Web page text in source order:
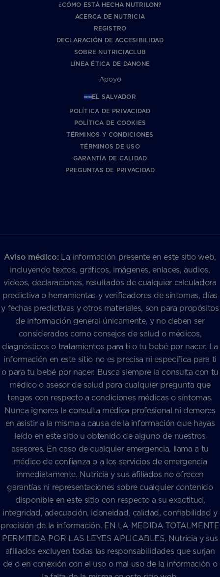
¿CÓMO ESTÁ HECHA NUTRILON?
ACERCA DE NUTRICIA
REGISTRO
DECLARACIÓN DE ACCESIBILIDAD
SOBRE NUTRICIACLUB
LÍNEA ÉTICA DE DANONE
Apoyo
EL SALVADOR
POLÍTICA DE PRIVACIDAD
POLÍTICA DE COOKIES
TÉRMINOS Y CONDICIONES
TÉRMINOS DE USO
GARANTÍA DE CALIDAD
PREGUNTAS DE PRIVACIDAD
Aviso médico:La información presente en este sitio web,
incluyendo textos, gráficos, imágenes, enlaces, audios,
videos, declaraciones, resultados de cualquier calculadora
predictiva o herramientas y verificadores de síntomas, días
y fechas predictivas y otros materiales, son para propósitos
de información general únicamente, y no deben ser
considerados como consejos de salud o médicos,
diagnósticos o tratamientos para ti o tu bebé por nacer. La
información en este sitio no es precisa ni específica para ti
o para tu bebé por nacer. Busca siempre la consulta con tu
médico o asesor de salud para cualquier pregunta que
tengas con respecto a condiciones médicas o síntomas.
Nunca ignores la consulta médica profesional ni demores
en asistir a la misma a causa de la información que hayas
leído en este sitio u obtenido de alguno de nuestros
asesores. En caso de cualquier emergencia, llama a tu
médico de confianza o a los servicios de emergencia
inmediatamente. Nutricia y sus afiliados no ofrecen
garantías ni representaciones sobre cualquier contenido
disponible en este sitio con respecto a su exactitud,
integridad, adecuación, idoneidad, calidad, confiabilidad y
precisión de la información. EN LA MEDIDA TOTALMENTE
PERMITIDA POR LAS LEYES APLICABLES, Nutricia y sus
afiliados excluyen todas las responsabilidades que surjan
de o en conexión con el uso o mal uso de la información o